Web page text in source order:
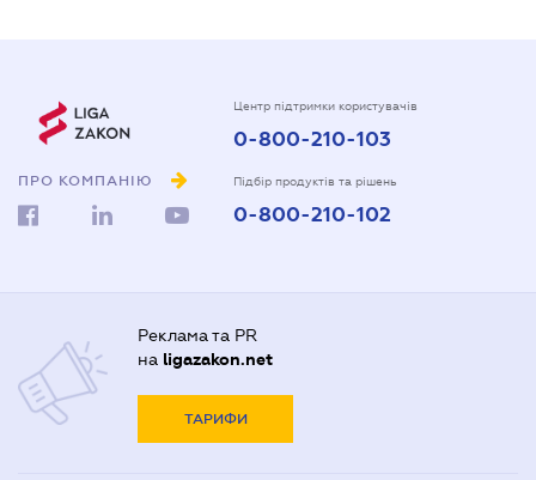
ПРО КОМПАНІЮ
Центр підтримки користувачів
0-800-210-103
Підбір продуктів та рішень
0-800-210-102
Реклама та PR
на ligazakon.net
ТАРИФИ